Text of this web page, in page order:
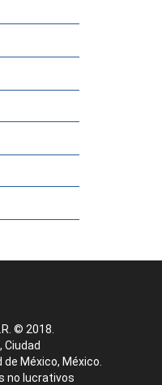
© 2018.
Ciudad
de México, México.
no lucrativos